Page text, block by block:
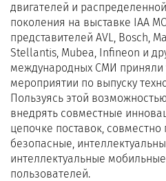
двигателей и
поколения на выставке IAA
представителей AVL, Bosch,
Stellantis, Mubea, Infineon и
международных СМИ приняли
мероприятии по выпуску
Пользуясь этой
внедрять совместные
цепочке поставок,
безопасные,
интеллектуальные
пользователей.